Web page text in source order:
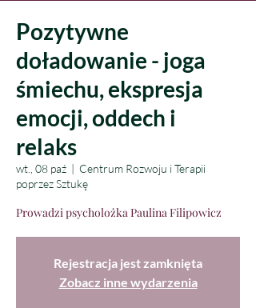
Pozytywne
doładowanie - joga
śmiechu, ekspresja
emocji, oddech i
relaks
wt., 08 paź
  |
Centrum Rozwoju i Terapii
poprzez Sztukę
Prowadzi psycholożka Paulina Filipowicz
Rejestracja jest zamknięta
Zobacz inne wydarzenia